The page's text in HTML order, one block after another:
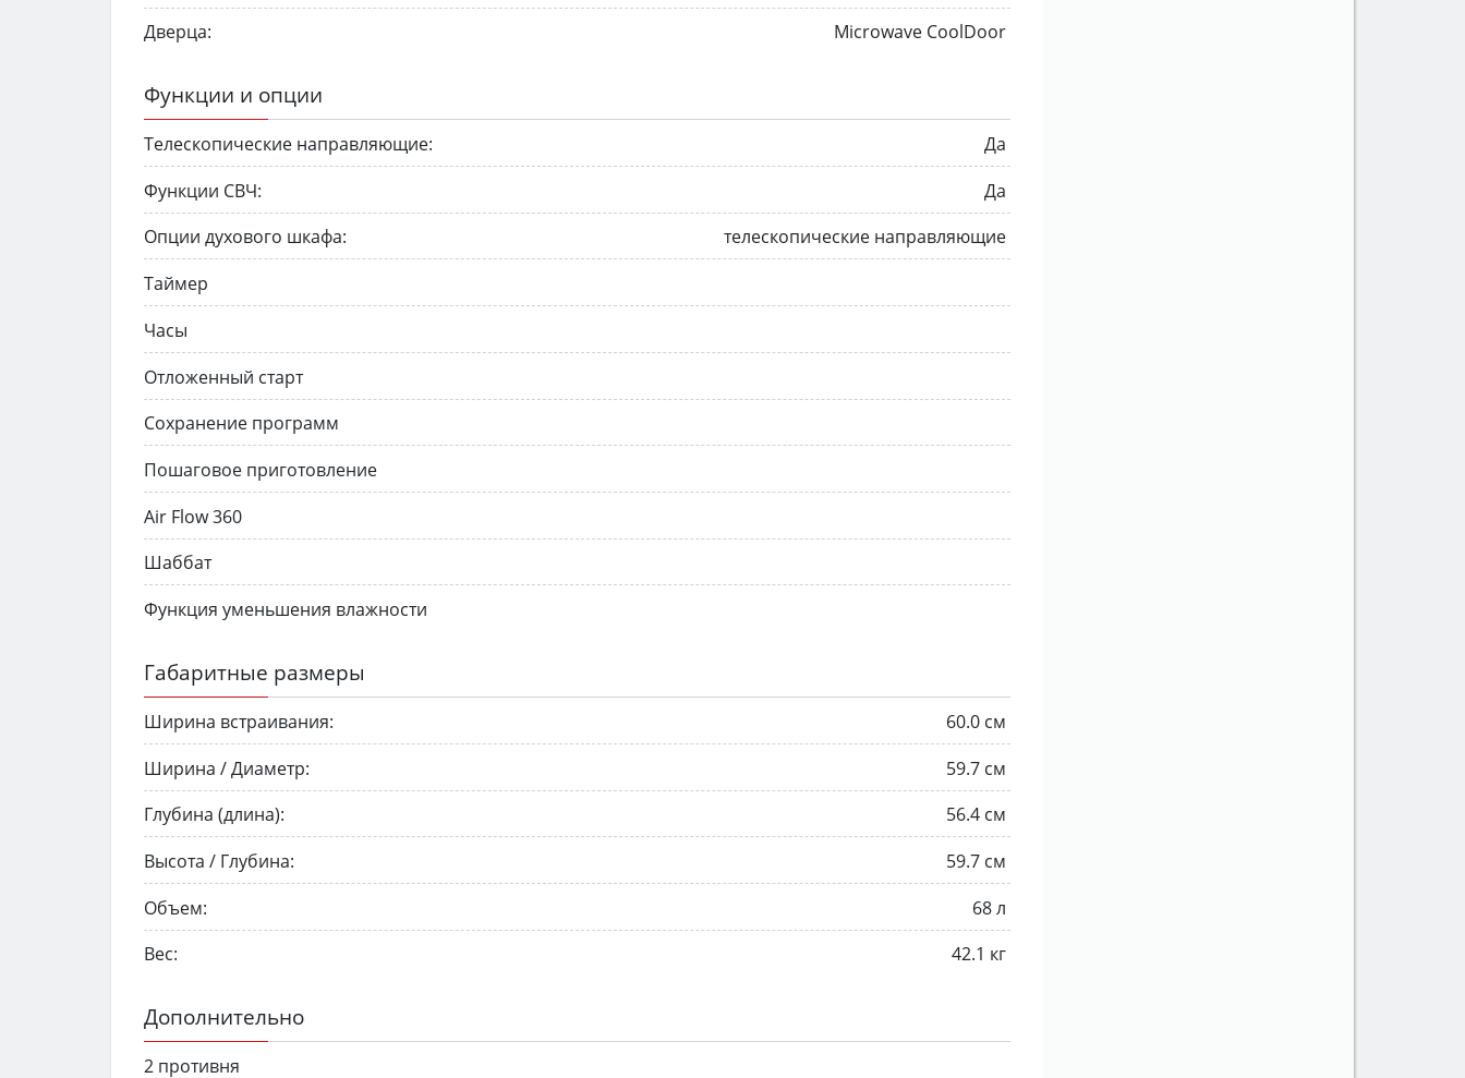
Дверца:
Microwave CoolDoor
Функции и опции
Телескопические направляющие:
Да
Функции СВЧ:
Да
Опции духового шкафа:
телескопические направляющие
Таймер
Часы
Отложенный старт
Сохранение программ
Пошаговое приготовление
Air Flow 360
Шаббат
Функция уменьшения влажности
Габаритные размеры
Ширина встраивания:
60.0 см
Ширина / Диаметр:
59.7 см
Глубина (длина):
56.4 см
Высота / Глубина:
59.7 см
Объем:
68 л
Вес:
42.1 кг
Дополнительно
2 противня